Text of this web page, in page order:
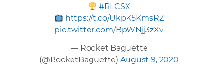
#RLCSX
https://t.co/UkpK5KmsRZ
pic.twitter.com/BpWNjj3zXv
— Rocket Baguette
(@RocketBaguette) August 9, 2020